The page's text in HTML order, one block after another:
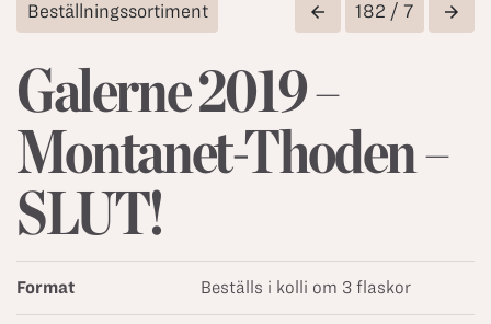
Beställningssortiment arrow_back 182 / 7 arrow_forward
Galerne 2019 –
Montanet-Thoden –
SLUT!
Format Beställs i kolli om 3 flaskor